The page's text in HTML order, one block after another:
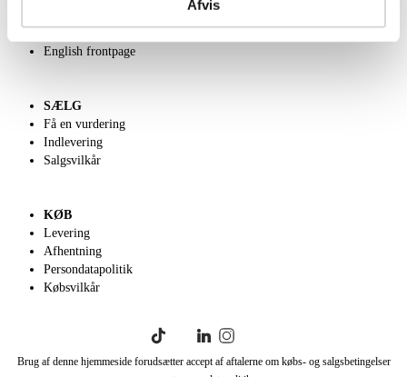
Afvis
English frontpage
SÆLG
Få en vurdering
Indlevering
Salgsvilkår
KØB
Levering
Afhentning
Persondatapolitik
Købsvilkår
Brug af denne hjemmeside forudsætter accept af aftalerne om købs- og salgsbetingelser